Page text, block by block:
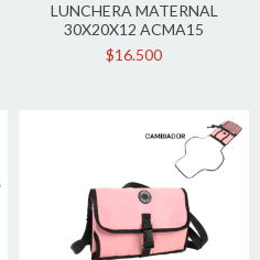
LUNCHERA MATERNAL
30X20X12 ACMA15
$16.500